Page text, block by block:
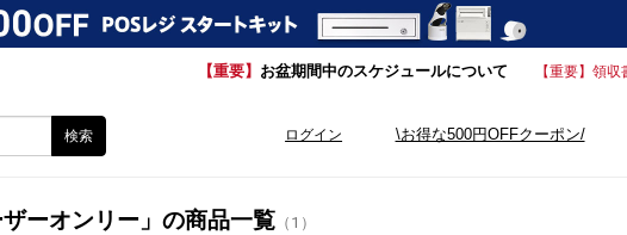
【重要】 お盆期間中のスケジュールについて
【重要】領
ログイン \お得な500円OFFクーポン/
ザーオンリー」の商品一覧 （1）